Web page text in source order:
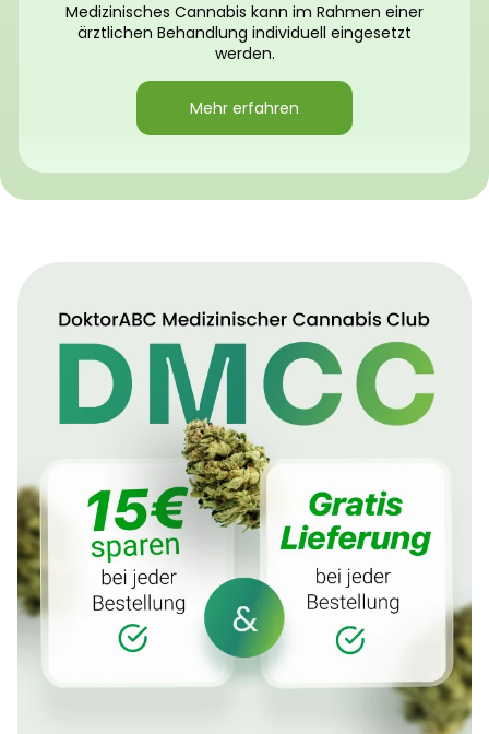
Medizinisches Cannabis kann im Rahmen einer
ärztlichen Behandlung individuell eingesetzt
werden.
Mehr erfahren